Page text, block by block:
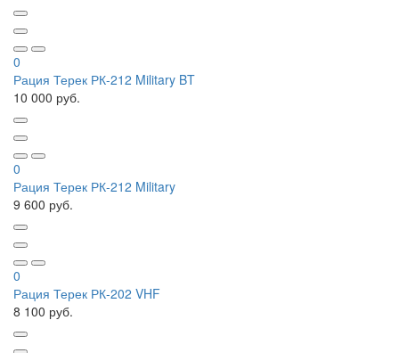
0
Рация Терек РК-212 Military BT
10 000 руб.
0
Рация Терек РК-212 Military
9 600 руб.
0
Рация Терек РК-202 VHF
8 100 руб.